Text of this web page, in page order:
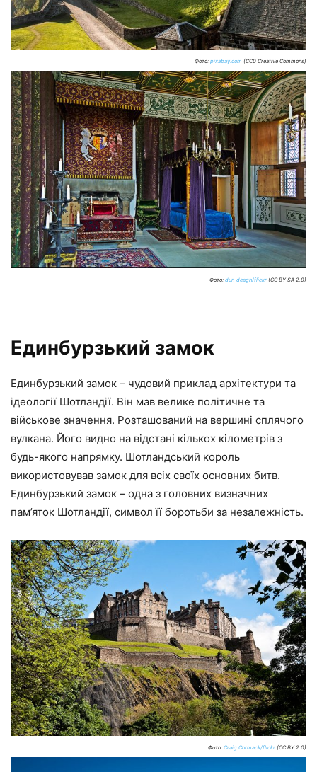
Фото: pixabay.com (CC0 Creative Commons)
Фото: dun_deagh/flickr (CC BY-SA 2.0)
Единбурзький замок
Единбурзький замок – чудовий приклад архітектури та
ідеології Шотландії. Він мав велике політичне та
військове значення. Розташований на вершині сплячого
вулкана. Його видно на відстані кількох кілометрів з
будь-якого напрямку. Шотландський король
використовував замок для всіх своїх основних битв.
Единбурзький замок – одна з головних визначних
пам’яток Шотландії, символ її боротьби за незалежність.
Фото: Craig Cormack/flickr (CC BY 2.0)